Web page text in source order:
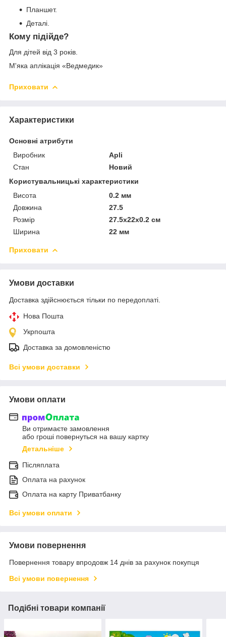
Планшет.
Деталі.
Кому підійде?
Для дітей від 3 років.
М'яка аплікація «Ведмедик»
Приховати
Характеристики
Основні атрибути
Виробник
Apli
Стан
Новий
Користувальницькі характеристики
Висота
0.2 мм
Довжина
27.5
Розмір
27.5x22x0.2 см
Ширина
22 мм
Приховати
Умови доставки
Доставка здійснюється тільки по передоплаті.
Нова Пошта
Укрпошта
Доставка за домовленістю
Всі умови доставки
Умови оплати
Ви отримаєте замовлення
або гроші повернуться на вашу картку
Детальніше
Післяплата
Оплата на рахунок
Оплата на карту Приватбанку
Всі умови оплати
Умови повернення
Повернення товару впродовж 14 днів за рахунок покупця
Всі умови повернення
Подібні товари компанії